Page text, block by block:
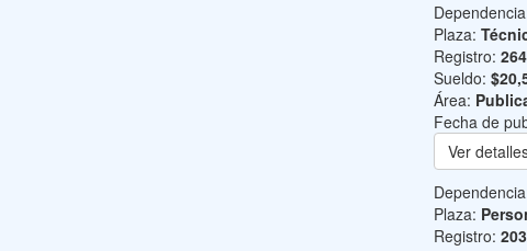
Plaza:
Registro:
Sueldo:
Área:
Fecha de
Ver
Plaza:
Registro: